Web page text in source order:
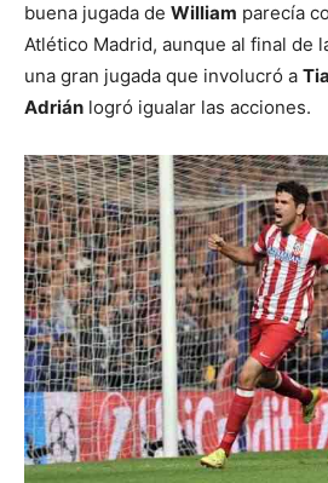
buena jugada de William parecía
Atlético Madrid, aunque al final de
una gran jugada que involucró a
Adrián logró igualar las acciones.